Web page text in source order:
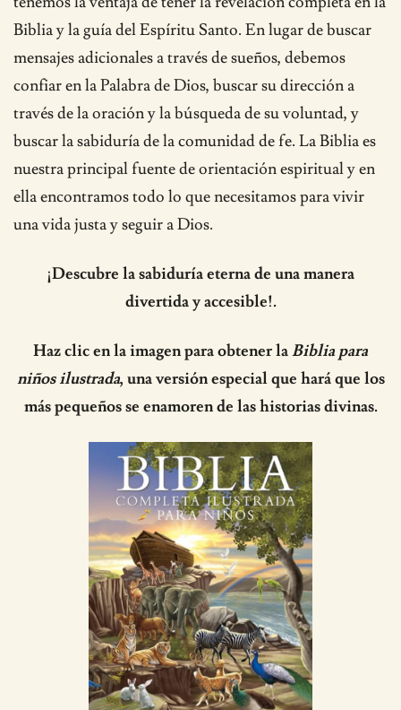
Biblia y la guía del Espíritu Santo. En lugar de buscar
mensajes adicionales a través de sueños, debemos
confiar en la Palabra de Dios, buscar su dirección a
través de la oración y la búsqueda de su voluntad, y
buscar la sabiduría de la comunidad de fe. La Biblia es
nuestra principal fuente de orientación espiritual y en
ella encontramos todo lo que necesitamos para vivir
una vida justa y seguir a Dios.
¡Descubre la sabiduría eterna de una manera
divertida y accesible!.
Haz clic en la imagen para obtener laBiblia para
niños ilustrada, una versión especial que hará que los
más pequeños se enamoren de las historias divinas.